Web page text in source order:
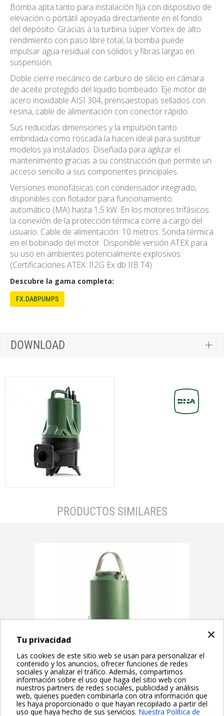
×
Tu privacidad
Las cookies de este sitio web se usan para personalizar el
contenido y los anuncios, ofrecer funciones de redes
sociales y analizar el tráfico. Además, compartimos
información sobre el uso que haga del sitio web con
nuestros partners de redes sociales, publicidad y análisis
web, quienes pueden combinarla con otra información que
les haya proporcionado o que hayan recopilado a partir del
uso que haya hecho de sus servicios. Nuestra Política de
Bomba apta tanto para instalación fija con dispositivo de
elevación o portátil apoyada directamente en el fondo
del depósito. Gracias a la turbina súper Vortex de alto
rendimiento con paso libre total, la bomba puede
impulsar agua residual con sólidos y fibras largas en
suspensión.
Doble cierre mecánico de carburo de silicio en cámara
de aceite protegido del líquido bombeado. Eje motor de
acero inoxidable AISI 304, prensaestopas sellados con
resina, cable de alimentación con conector rápido.
Sus reducidas dimensiones y la impulsión tanto
embridada como roscada la hacen ideal para sustituir
modelos ya instalados. Diseñada para agilizar el
mantenimiento gracias a su construcción que permite un
acceso sencillo a sus componentes principales.
Versiones monofásicas con condensador integrado,
disponibles con flotador para funcionamiento
automático (MA) hasta 1,5 kW. En los motores trifásicos
la conexión de la protección térmica corre a cargo del
usuario. Cable de alimentación: 10 metros. Sonda térmica
en el bobinado del motor. Disponible versión ATEX para
su uso en ambientes potencialmente explosivos.
(Certificaciones ATEX: II2G Ex db IIB T4).
Descubre la gama completa:
FX.DABPUMPS
DOWNLOAD
PRODUCTOS SIMILARES